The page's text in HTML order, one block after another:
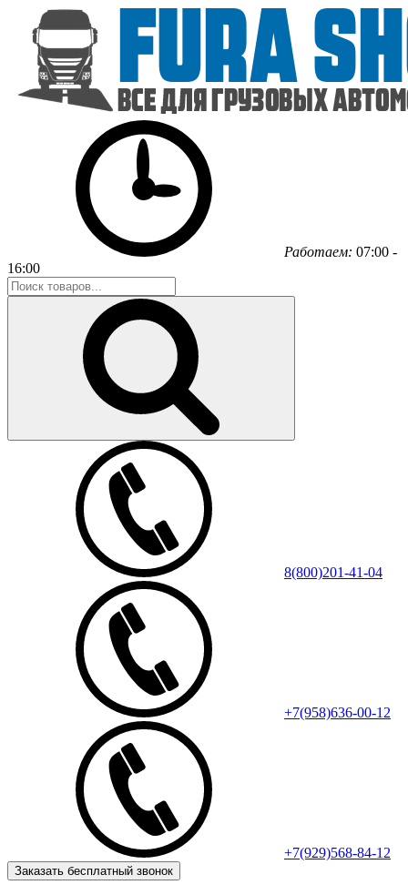
Работаем: 07:00 -
16:00
8(800)201-41-04
+7(958)636-00-12
+7(929)568-84-12
Заказать бесплатный звонок